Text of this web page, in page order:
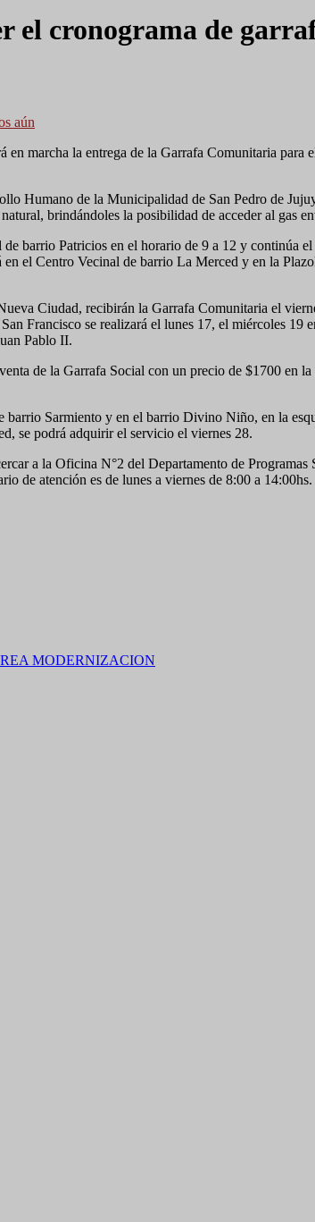
el cronograma de
aún
marcha la entrega de la Garrafa Comunitaria para
Humano de la Municipalidad de San Pedro de
brindándoles la posibilidad de acceder al gas
barrio Patricios en el horario de 9 a 12 y continúa
el Centro Vecinal de barrio La Merced y en la
Ciudad, recibirán la Garrafa Comunitaria el
Francisco se realizará el lunes 17, el miércoles 19
Pablo II.
de la Garrafa Social con un precio de $1700 en
barrio Sarmiento y en el barrio Divino Niño, en la
se podrá adquirir el servicio el viernes 28.
a la Oficina N°2 del Departamento de Programas
de atención es de lunes a viernes de 8:00 a 14:00hs.
MODERNIZACION